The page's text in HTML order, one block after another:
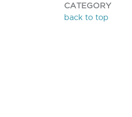
CATEGORY
back to top